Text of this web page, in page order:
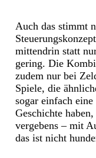
Auch das stimmt
mittendrin statt
gering. Die
zudem nur bei
Spiele, die
sogar einfach
Geschichte
vergebens – mit
das ist nicht